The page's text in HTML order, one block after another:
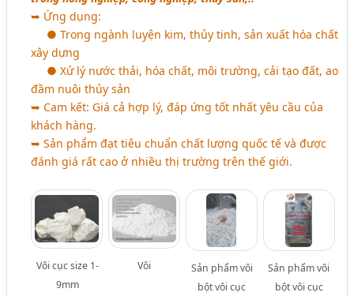
➥ Ứng dụng:
● Trong ngành luyện kim, thủy tinh, sản xuất hóa chất
xây dựng
● Xử lý nước thải, hóa chất, môi trường, cải tạo đất, ao
đầm nuôi thủy sản
➥ Cam kết: Giá cả hợp lý, đáp ứng tốt nhất yêu cầu của
khách hàng.
➥ Sản phẩm đạt tiêu chuẩn chất lượng quốc tế và được
đánh giá rất cao ở nhiều thị trường trên thế giới.
Vôi cục size 1-
9mm
Vôi
Sản phẩm vôi
bột vôi cục
Sản phẩm vôi
bột vôi cục